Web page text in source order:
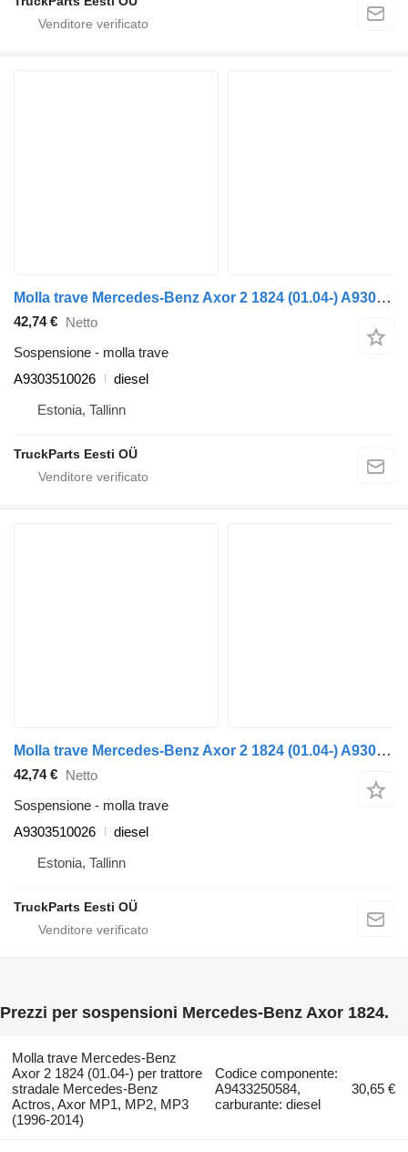
Molla trave Mercedes-Benz Axor 2 1824 (01.04-) A9303510026 per trattore stradale Mercedes-Benz Actros, Axor MP1, MP2, MP3 (1996-2014)
42,74 € Netto
Sospensione - molla trave
A9303510026
diesel
Estonia, Tallinn
TruckParts Eesti OÜ
Molla trave Mercedes-Benz Axor 2 1824 (01.04-) A9303510026 per trattore stradale Mercedes-Benz Actros, Axor MP1, MP2, MP3 (1996-2014)
42,74 € Netto
Sospensione - molla trave
A9303510026
diesel
Estonia, Tallinn
TruckParts Eesti OÜ
Prezzi per sospensioni Mercedes-Benz Axor 1824.
Molla trave Mercedes-Benz
Axor 2 1824 (01.04-) per trattore
stradale Mercedes-Benz
Actros, Axor MP1, MP2, MP3
(1996-2014)
Codice componente:
A9433250584,
carburante: diesel
30,65 €